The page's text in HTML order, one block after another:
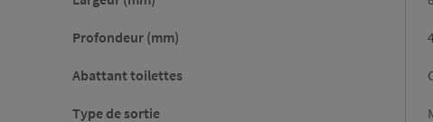
Profondeur (mm)
Abattant toilettes
Type de sortie